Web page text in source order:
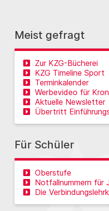
Meist gefragt
Zur KZG-Bücherei
KZG Timeline Sport
Terminkalender
Werbevideo für
Aktuelle Newsletter
Übertritt
Für Schüler
Oberstufe
Notfallnummern für
Die